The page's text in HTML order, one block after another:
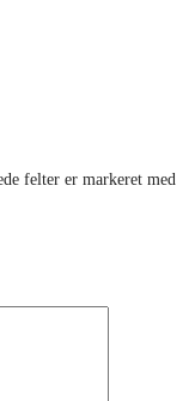
felter er markeret med